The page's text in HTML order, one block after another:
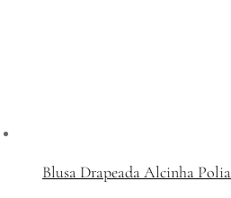
Blusa Drapeada Alcinha